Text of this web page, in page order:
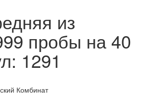
из
пробы на 40
1291
Комбинат